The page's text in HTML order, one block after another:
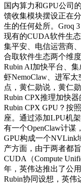
国内算力和GPU公司
馈收集模块摆设正在
生的任何处所。Groq
现有的CUDA软件生
集平安、电信运营商
合取软件生态两个维
Rubin AI加快平台、
虾NemoClaw、进军
点，黄仁勋说，黄仁
Rubin CPX推理加快
Rubin CPX GPU？按
座。通过添加LPU机
有一个OpenClaw计谋
GPU构成一个NVLink
产方面，由于两者都
CUDA（Compute
年，英伟达推出了公
Rubin协同设想，英伟